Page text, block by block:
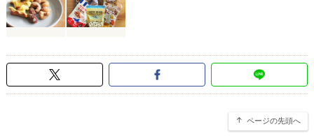
ページの先頭へ